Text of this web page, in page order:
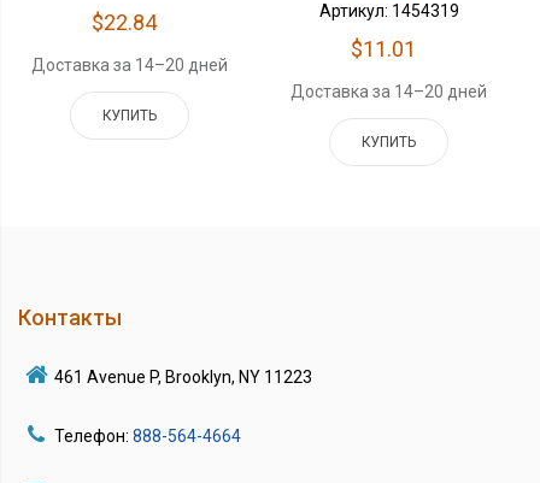
$22.84
Доставка за 14–20 дней
КУПИТЬ
Артикул: 1454319
$11.01
Доставка за 14–20 дней
КУПИТЬ
Контакты
461 Avenue P, Brooklyn, NY 11223
Телефон: 888-564-4664